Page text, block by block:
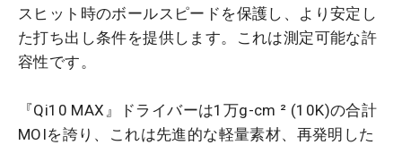
スヒット時のボールスピードを保護し、より安定し
た打ち出し条件を提供します。これは測定可能な許
容性です。
『Qi10 MAX』ドライバーは1万g-cm ² (10K)の合計
MOIを誇り、これは先進的な軽量素材、再発明した